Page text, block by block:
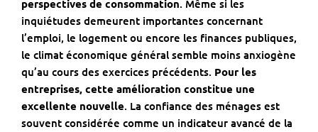
perspectives de consommation. Même si les
inquiétudes demeurent importantes concernant
l’emploi, le logement ou encore les finances publiques,
le climat économique général semble moins anxiogène
qu’au cours des exercices précédents. Pour les
entreprises, cette amélioration constitue une
excellente nouvelle. La confiance des ménages est
souvent considérée comme un indicateur avancé de la